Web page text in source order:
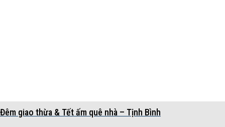
Đêm giao thừa & Tết ấm quê nhà – Tịnh Bình